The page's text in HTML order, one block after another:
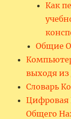
Как
Общие
выходя
Словарь
Цифровая
Общего